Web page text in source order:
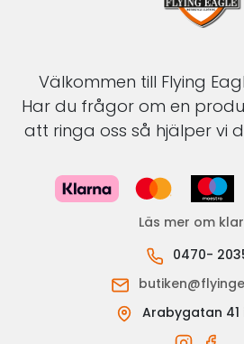
Välkommen till Flying
Har du frågor om en
att ringa oss så hjälper vi
Läs mer om
0470-
Arabygatan 41